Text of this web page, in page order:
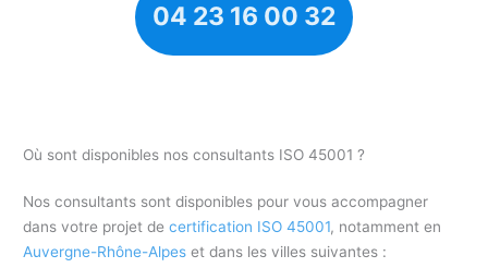
04 23 16 00 32
Où sont disponibles nos consultants ISO 45001 ?
Nos consultants sont disponibles pour vous accompagner
dans votre projet decertification ISO 45001, notamment en
Auvergne-Rhône-Alpes et dans les villes suivantes :